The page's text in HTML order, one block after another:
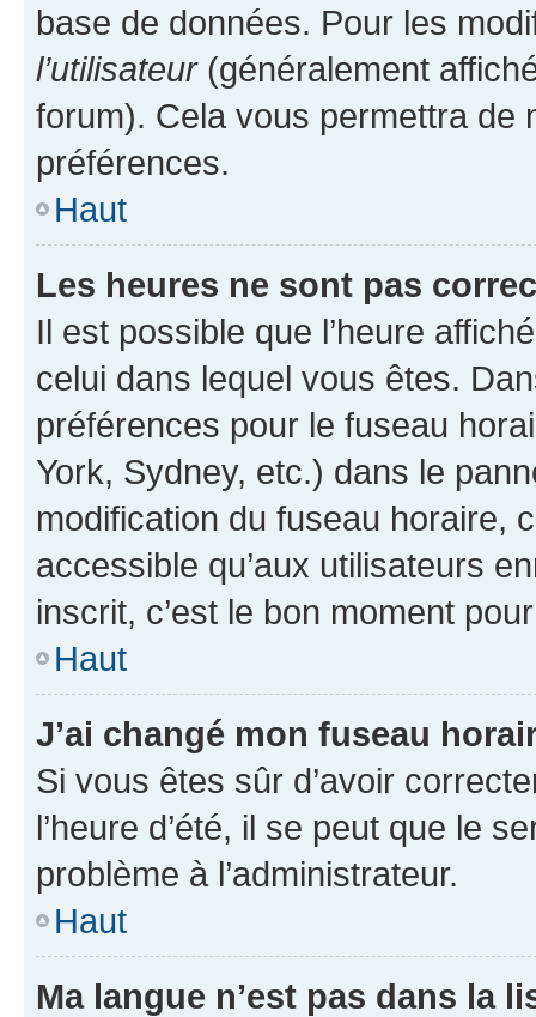
base de données. Pour les
l’utilisateur(généralement
forum). Cela vous permettra de
préférences.
Haut
Les heures ne sont pas
Il est possible que l’heure
celui dans lequel vous êtes.
préférences pour le fuseau
York, Sydney, etc.) dans le
modification du fuseau horaire,
accessible qu’aux utilisateurs
inscrit, c’est le bon moment
Haut
J’ai changé mon fuseau
Si vous êtes sûr d’avoir
l’heure d’été, il se peut que le
problème à l’administrateur.
Haut
Ma langue n’est pas dans la